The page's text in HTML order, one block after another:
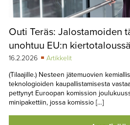
Outi Teräs: Jalostamoiden
unohtuu EU:n
16.2.2026
Artikkelit
(Tilaajille.) Nesteen jätemuovien
teknologioiden kaupallistamisesta
pettynyt Euroopan komission
minipakettiin, jossa komissio […]